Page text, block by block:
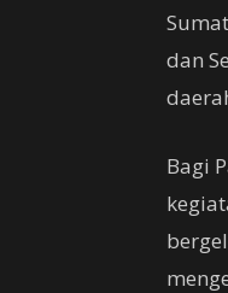
dan
Bagi